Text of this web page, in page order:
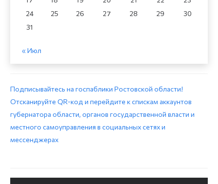
24
25 26 27 28 29
30
31
« Июл
Подписывайтесь на госпаблики Ростовской области!
Отсканируйте QR-код и перейдите к спискам аккаунтов
губернатора области, органов государственной власти и
местного самоуправления в социальных сетях и
мессенджерах